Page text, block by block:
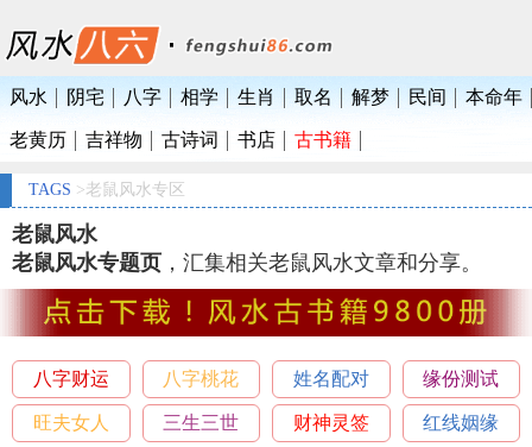
风水 阴宅 八字 相学 生肖 取名 解梦 民间 本命年
老黄历 吉祥物 古诗词 书店 古书籍
TAGS >老鼠风水专区
老鼠风水
老鼠风水专题页 ，汇集相关老鼠风水文章和分享。
八字财运 八字桃花 姓名配对 缘份测试
旺夫女人 三生三世 财神灵签 红线姻缘